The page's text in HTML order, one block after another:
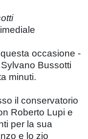
occasione -
Bussotti
minuti.
il conservatorio
Roberto Lupi e
per la sua
e lo zio